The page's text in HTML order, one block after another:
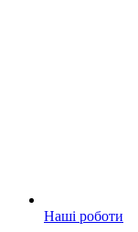
Наші роботи